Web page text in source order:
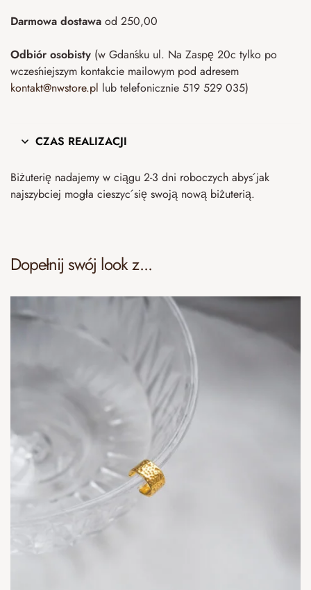
Darmowa dostawa od 250,00
Odbiór osobisty (w Gdańsku ul. Na Zaspę 20c tylko po
wcześniejszym kontakcie mailowym pod adresem
kontakt@nwstore.pl lub telefonicznie 519 529 035)
CZAS REALIZACJI
Biżuterię nadajemy w ciągu 2-3 dni roboczych abyś jak
najszybciej mogła cieszyć się swoją nową biżuterią.
Dopełnij swój look z...